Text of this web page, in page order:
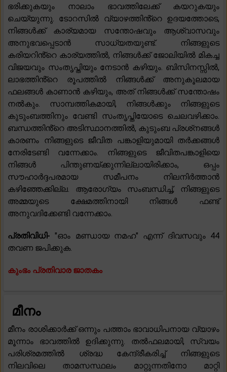
ഭരിക്കുകയും നാലാം ഭാവത്തിലേക്ക് കയറുകയും
ചെയ്യുന്നു. ടോറസിൽ വ്യാഴത്തിൻ്റെ ഉദയത്തോടെ,
നിങ്ങൾക്ക് കാര്യമായ സന്തോഷവും ആശ്വാസവും
അനുഭവപ്പെടാൻ സാധ്യതയുണ്ട്. നിങ്ങളുടെ
കരിയറിൻ്റെ കാര്യത്തിൽ, നിങ്ങൾക്ക് ജോലിയിൽ മികച്ച
വിജയവും സംതൃപ്തിയും നേടാൻ കഴിയും. ബിസിനസ്സിൽ,
ലാഭത്തിൻ്റെ രൂപത്തിൽ നിങ്ങൾക്ക് അനുകൂലമായ
ഫലങ്ങൾ കാണാൻ കഴിയും, അത് നിങ്ങൾക്ക് സന്തോഷം
നൽകും. സാമ്പത്തികമായി, നിങ്ങൾക്കും നിങ്ങളുടെ
കുടുംബത്തിനും വേണ്ടി സംതൃപ്തിയോടെ ചെലവഴിക്കാം.
ബന്ധത്തിൻ്റെ അടിസ്ഥാനത്തിൽ, കുടുംബ പ്രശ്‌നങ്ങൾ
കാരണം നിങ്ങളുടെ ജീവിത പങ്കാളിയുമായി തർക്കങ്ങൾ
നേരിടേണ്ടി വന്നേക്കാം. നിങ്ങളുടെ ജീവിതപങ്കാളിയെ
നിങ്ങൾ പിന്തുണയ്ക്കുന്നില്ലായിരിക്കാം, ഒപ്പം
സൗഹാർദ്ദപരമായ സമീപനം നിലനിർത്താൻ
കഴിഞ്ഞേക്കില്ല. ആരോഗ്യം സംബന്ധിച്ച്, നിങ്ങളുടെ
അമ്മയുടെ ക്ഷേമത്തിനായി നിങ്ങൾ ഫണ്ട്
അനുവദിക്കേണ്ടി വന്നേക്കാം.
പ്രതിവിധി-"ഓം മണ്ഡായ നമഹ" എന്ന് ദിവസവും 44
തവണ ജപിക്കുക.
കുംഭം പ്രതിവാര ജാതകം
മീനം
മീനം രാശിക്കാർക്ക് ഒന്നും പത്താം ഭാവാധിപനായ വ്യാഴം
മൂന്നാം ഭാവത്തിൽ ഉദിക്കുന്നു. തൽഫലമായി, സ്വയം
പരിശ്രമത്തിൽ ശ്രദ്ധ കേന്ദ്രീകരിച്ച് നിങ്ങളുടെ
നിലവിലെ താമസസ്ഥലം മാറ്റുന്നതിനോ മാറ്റി